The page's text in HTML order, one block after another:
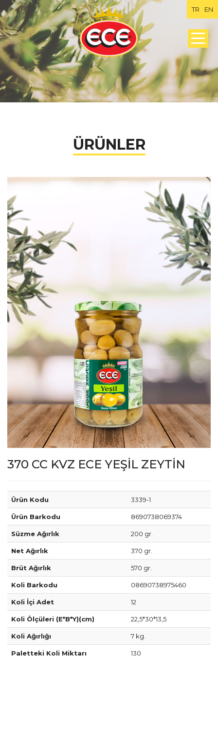
TR EN
ÜRÜNLER
370 CC KVZ ECE YEŞİL ZEYTİN
Ürün Kodu 3339-1
Ürün Barkodu 8690738069374
Süzme Ağırlık 200 gr.
Net Ağırlık 370 gr.
Brüt Ağırlık 570 gr.
Koli Barkodu 08690738975460
Koli İçi Adet 12
Koli Ölçüleri (E*B*Y)(cm) 22,5*30*13,5
Koli Ağırlığı 7 kg.
Paletteki Koli Miktarı 130